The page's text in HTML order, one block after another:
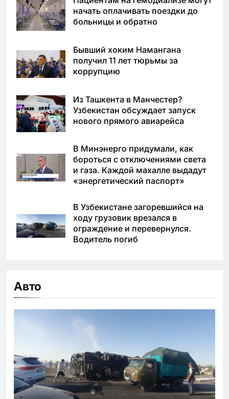
начать оплачивать поездки до
больницы и обратно
Бывший хоким Намангана
получил 11 лет тюрьмы за
коррупцию
Из Ташкента в Манчестер?
Узбекистан обсуждает запуск
нового прямого авиарейса
В Минэнерго придумали, как
бороться с отключениями света
и газа. Каждой махалле выдадут
«энергетический паспорт»
В Узбекистане загоревшийся на
ходу грузовик врезался в
ограждение и перевернулся.
Водитель погиб
Авто